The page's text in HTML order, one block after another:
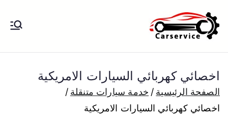
إلى
المحتوى
الكويت
بنشر متنقل الكويت كهرباء وبنشر تبديل
بارخص الاسعار
اخصائي كهربائي السيارات الامريكية
الصفحة الرئيسية
خدمة سيارات متنقلة
اخصائي كهربائي السيارات الامريكية